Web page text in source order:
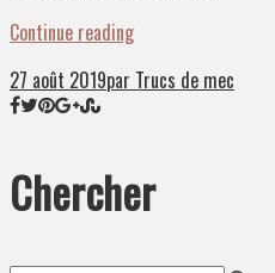
Continue reading
27 août 2019par Trucs de mec
Chercher